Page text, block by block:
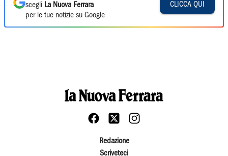
scegli La Nuova Ferrara
per le tue notizie su Google
CLICCA QUI
Redazione
Scriveteci